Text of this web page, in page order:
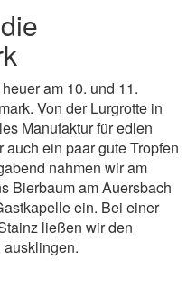
am 10. und 11.
Von der Lurgrotte in
Manufaktur für edlen
ein paar gute Tropfen
nahmen wir am
Bierbaum am Auersbach
ein. Bei einer
ließen wir den